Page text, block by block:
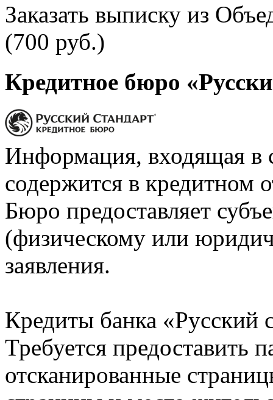
Заказать выписку из
(700 руб.)
Кредитное бюро
Информация, входящая в
содержится в кредитном
Бюро предоставляет
(физическому или
заявления.
Кредиты банка «Русский
Требуется предоставить
отсканированные